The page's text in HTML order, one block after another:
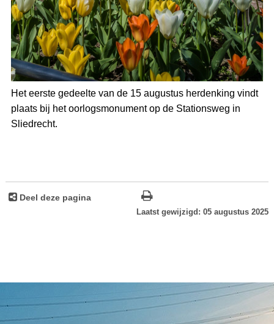
Het eerste gedeelte van de 15 augustus herdenking vindt
plaats bij het oorlogsmonument op de Stationsweg in
Sliedrecht.
Deel deze pagina
Laatst gewijzigd: 05 augustus 2025